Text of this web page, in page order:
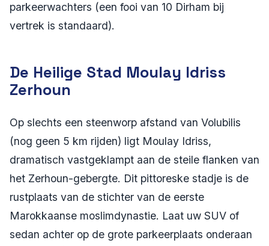
parkeerwachters (een fooi van 10 Dirham bij
vertrek is standaard).
De Heilige Stad Moulay Idriss
Zerhoun
Op slechts een steenworp afstand van Volubilis
(nog geen 5 km rijden) ligt Moulay Idriss,
dramatisch vastgeklampt aan de steile flanken van
het Zerhoun-gebergte. Dit pittoreske stadje is de
rustplaats van de stichter van de eerste
Marokkaanse moslimdynastie. Laat uw SUV of
sedan achter op de grote parkeerplaats onderaan